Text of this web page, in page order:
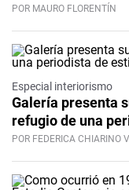
POR MAURO FLORENTÍN
Especial interiorismo
Galería presenta
refugio de una
POR FEDERICA CHIARINO